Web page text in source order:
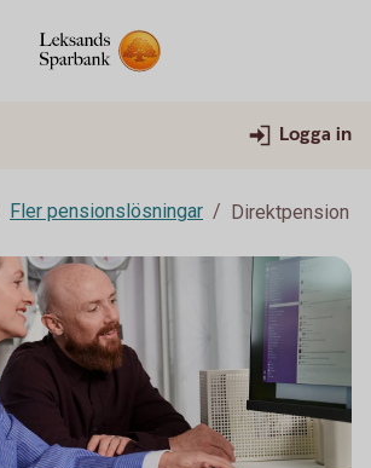
Logga in
Fler pensionslösningar Direktpension